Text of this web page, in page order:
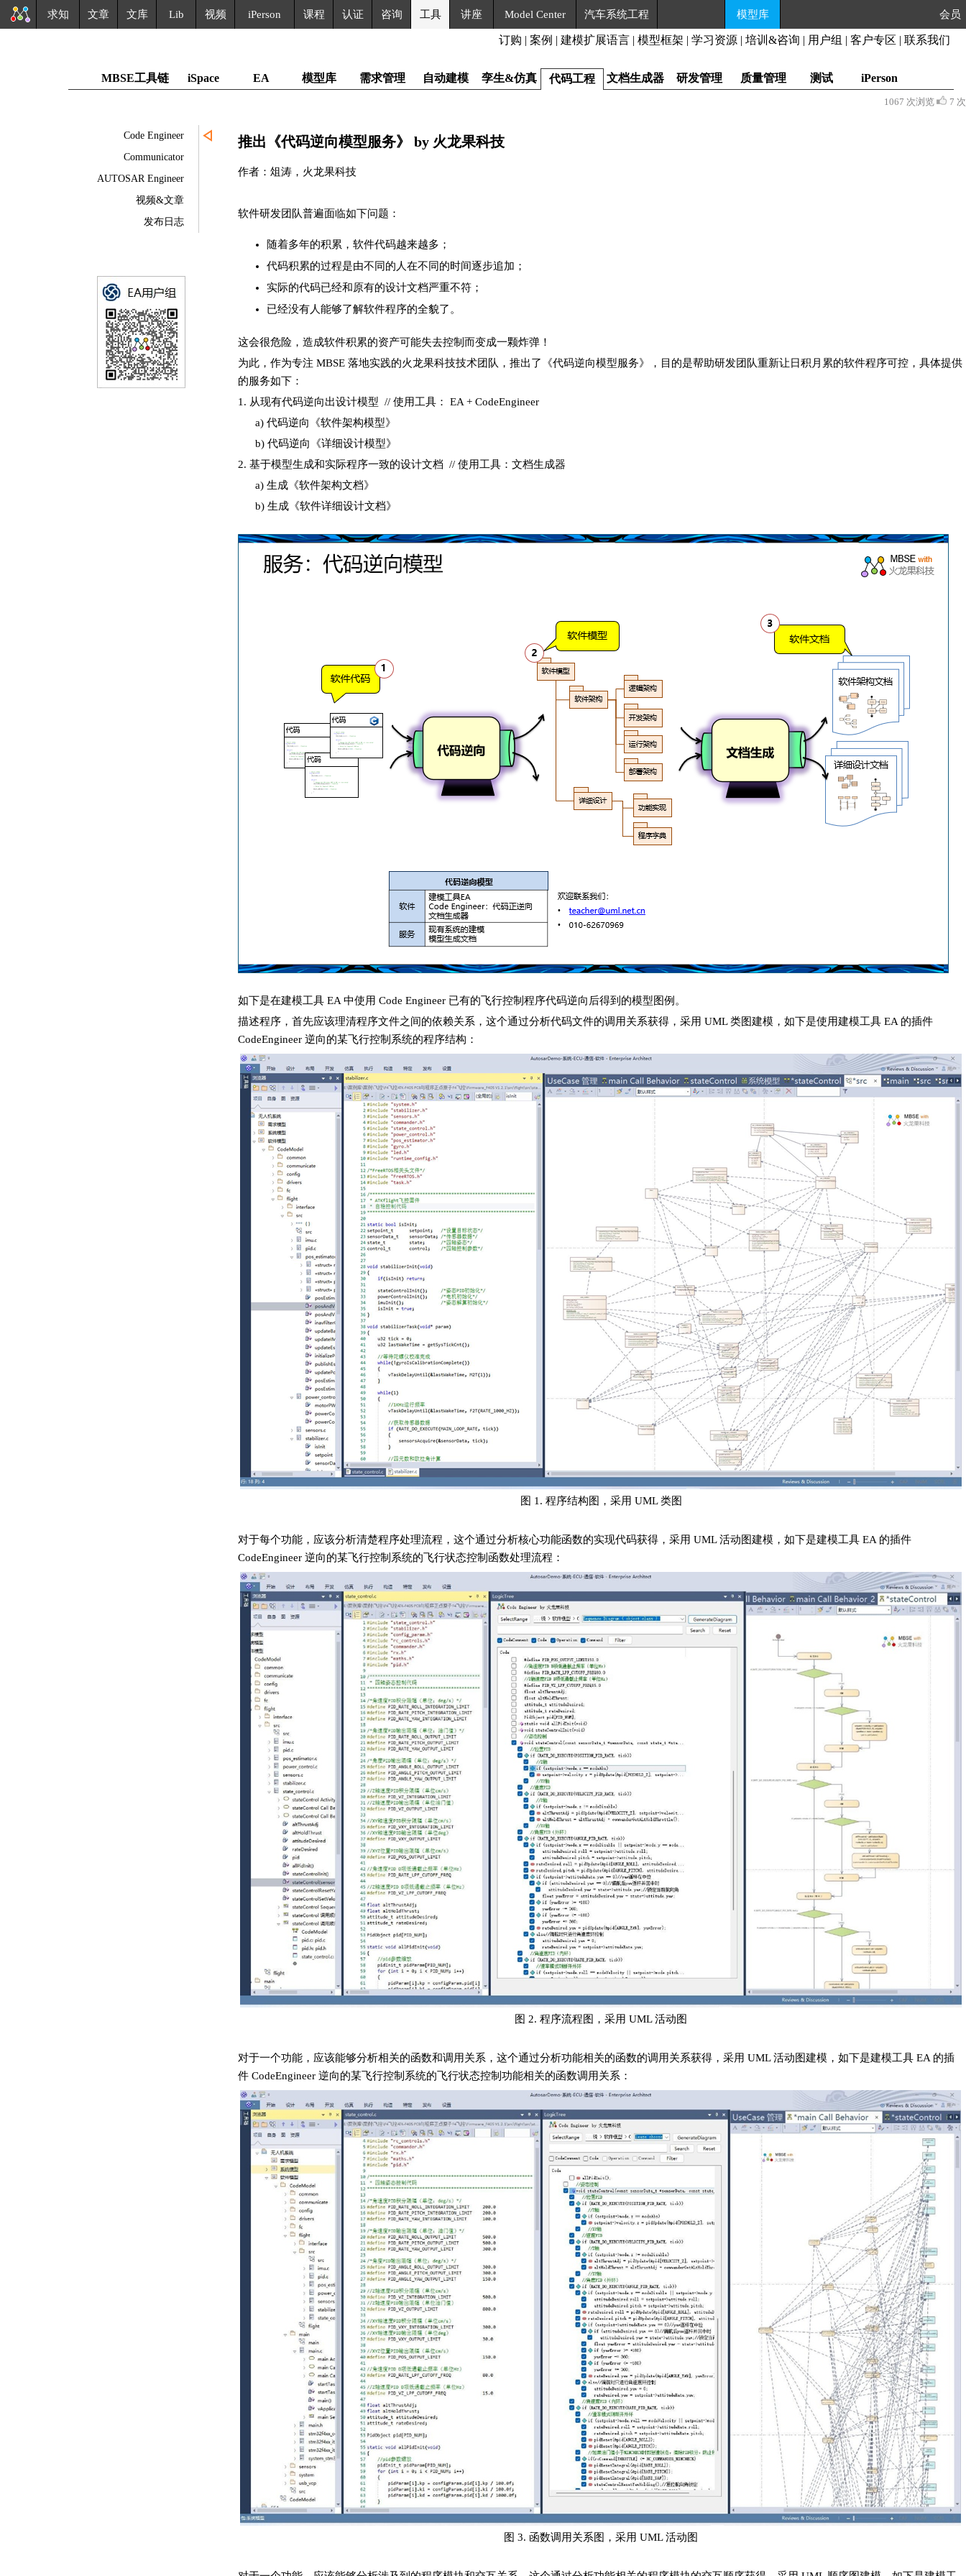
求知 文章 文库 Lib 视频 iPerson 课程 认证 咨询 工具 讲座 Model Center 汽车系统工程 模型库 会
订购 | 案例 | 建模扩展语言 | 模型框架 | 学习资源 | 培训&咨询 | 用户组 | 客户专区 | 联系我们
MBSE工具链 iSpace EA 模型库 需求管理 自动建模 孪生&仿真 代码工程 文档生成器 研发管理 质量管理 测试 iPerson
1067 次浏览 7 次
Code Engineer
Communicator
AUTOSAR Engineer
视频&文章
发布日志
推出《代码逆向模型服务》 by 火龙果科技
作者：俎涛，火龙果科技
软件研发团队普遍面临如下问题：
随着多年的积累，软件代码越来越多；
代码积累的过程是由不同的人在不同的时间逐步追加；
实际的代码已经和原有的设计文档严重不符；
已经没有人能够了解软件程序的全貌了。
这会很危险，造成软件积累的资产可能失去控制而变成一颗炸弹！
为此，作为专注 MBSE 落地实践的火龙果科技技术团队，推出了《代码逆向模型服务》，目的是帮助研发团队重新让日积月累的软件程序可控，具体提供
的服务如下：
1. 从现有代码逆向出设计模型 // 使用工具： EA + CodeEngineer
a) 代码逆向《软件架构模型》
b) 代码逆向《详细设计模型》
2. 基于模型生成和实际程序一致的设计文档 // 使用工具：文档生成器
a) 生成《软件架构文档》
b) 生成《软件详细设计文档》
如下是在建模工具 EA 中使用 Code Engineer 已有的飞行控制程序代码逆向后得到的模型图例。
描述程序，首先应该理清程序文件之间的依赖关系，这个通过分析代码文件的调用关系获得，采用 UML 类图建模，如下是使用建模工具 EA 的插件
CodeEngineer 逆向的某飞行控制系统的程序结构：
图 1. 程序结构图，采用 UML 类图
对于每个功能，应该分析清楚程序处理流程，这个通过分析核心功能函数的实现代码获得，采用 UML 活动图建模，如下是建模工具 EA 的插件
CodeEngineer 逆向的某飞行控制系统的飞行状态控制函数处理流程：
图 2. 程序流程图，采用 UML 活动图
对于一个功能，应该能够分析相关的函数和调用关系，这个通过分析功能相关的函数的调用关系获得，采用 UML 活动图建模，如下是建模工具 EA 的插
件 CodeEngineer 逆向的某飞行控制系统的飞行状态控制功能相关的函数调用关系：
图 3. 函数调用关系图，采用 UML 活动图